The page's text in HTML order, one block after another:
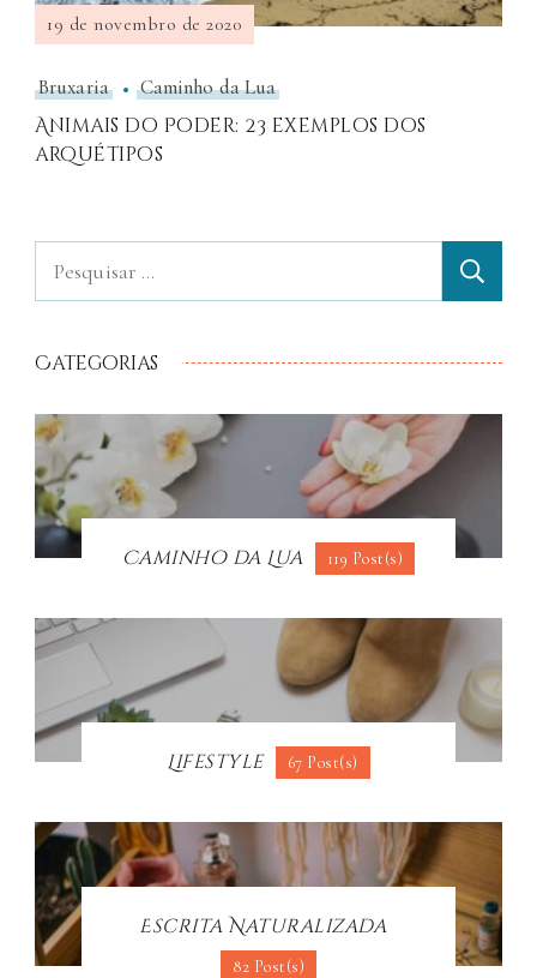
Bruxaria Caminho da Lua
Animais do Poder: 23 exemplos dos
arquétipos
19 de novembro de 2020
Categorias
Caminho da Lua 119 Post(s)
Lifestyle 67 Post(s)
Escrita Naturalizada
82 Post(s)